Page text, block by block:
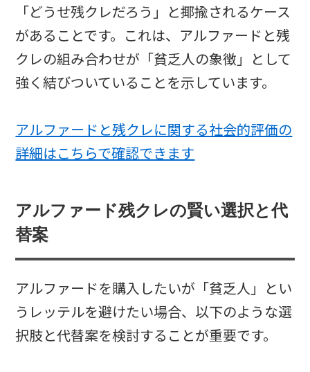
「どうせ残クレだろう」と揶揄されるケース
があることです。これは、アルファードと残
クレの組み合わせが「貧乏人の象徴」として
強く結びついていることを示しています。
アルファードと残クレに関する社会的評価の
詳細はこちらで確認できます
アルファード残クレの賢い選択と代
替案
アルファードを購入したいが「貧乏人」とい
うレッテルを避けたい場合、以下のような選
択肢と代替案を検討することが重要です。